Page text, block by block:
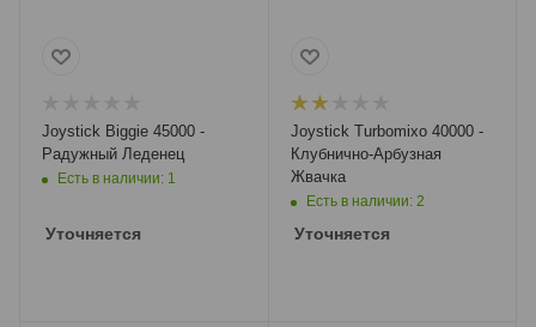
Joystick Biggie 45000 -
Радужный Леденец
Есть в наличии: 1
Уточняется
Joystick Turbomixo 40000 -
Клубнично-Арбузная
Жвачка
Есть в наличии: 2
Уточняется